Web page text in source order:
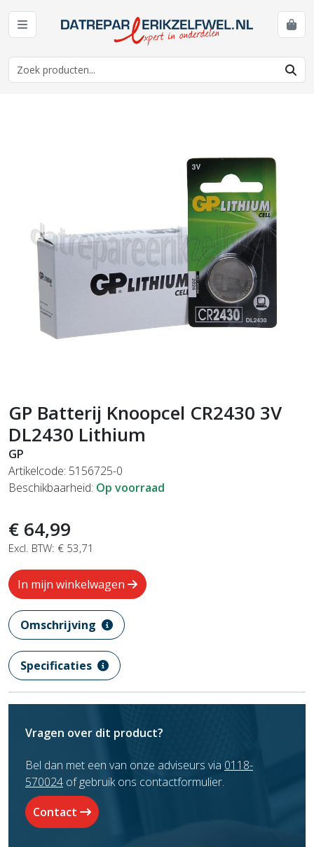
GP Batterij Knoopcel CR2430 3V
DL2430 Lithium
GP
Artikelcode: 5156725-0
Beschikbaarheid: Op voorraad
€ 64,99
Excl. BTW: € 53,71
In mijn winkelwagen
Omschrijving
Specificaties
Vragen over dit product?
Bel dan met een van onze adviseurs via 0118-
570024 of gebruik ons contactformulier.
Contact